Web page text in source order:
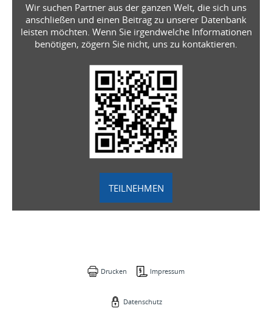
Wir suchen Partner aus der ganzen Welt, die sich uns
anschließen und einen Beitrag zu unserer Datenbank
leisten möchten. Wenn Sie irgendwelche Informationen
benötigen, zögern Sie nicht, uns zu kontaktieren.
TEILNEHMEN
Drucken Impressum
Datenschutz